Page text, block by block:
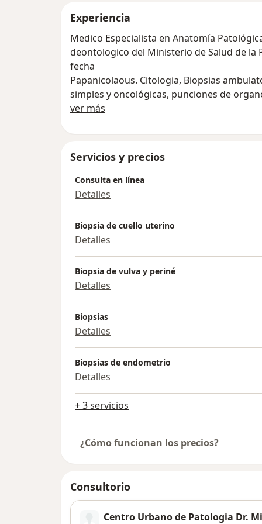
Experiencia
Medico Especialista en Anatomía
deontologico del Ministerio de Salud de la
fecha
Papanicolaous. Citologia, Biopsias
simples y oncológicas, punciones de organos
Estudios intraoperatorios, Identificacion
Jefe de Servicio de Anatomía Patológica
esclusivamente al Laboratorio de
Patología"
Director Medico del Laboratorio de
Patología , Dr.Miguel Urbano Martínez
MENDOZA' LA MUNICIPAĹIDAD DE LA
Papanicolaous. Citologia, Biopsias
simples y oncológicas, punciones de organos
Autopsia perinatal.
Profesor Adjunto de Anatomia Patologica,
Jefe de Trabajos en Bases para la
U.Aconcagua, Fac de Ciencias Medicas
Medico Patólogo de importantes clínicas
ver más
Servicios y precios
Consulta en línea
Detalles
Biopsia de cuello uterino
Detalles
Biopsia de vulva y periné
Detalles
Biopsias
Detalles
Biopsias de endometrio
Detalles
+ 3 servicios
¿Cómo funcionan los precios?
Consultorio
Centro Urbano de Patologia Dr.